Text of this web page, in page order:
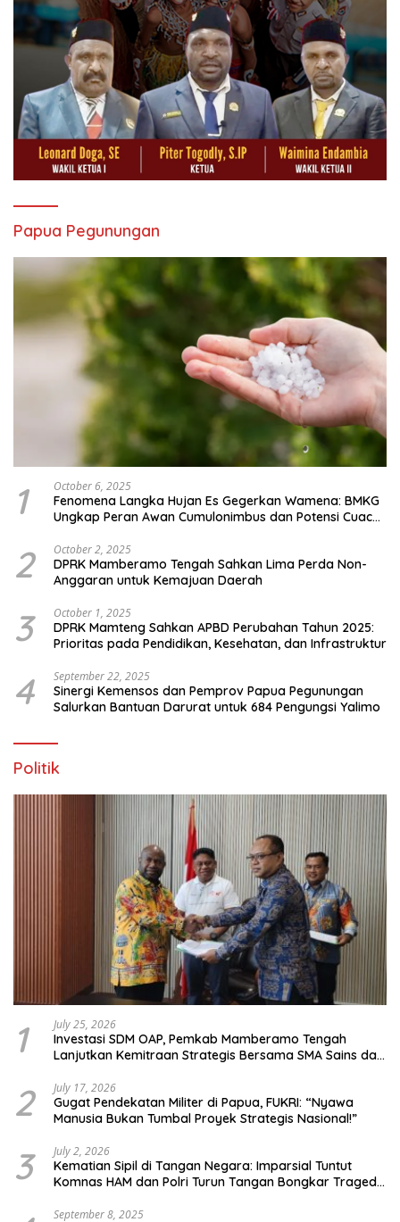
Papua Pegunungan
1 October 6, 2025
Fenomena Langka Hujan Es Gegerkan Wamena: BMKG
Ungkap Peran Awan Cumulonimbus dan Potensi Cuaca
2 October 2, 2025
DPRK Mamberamo Tengah Sahkan Lima Perda Non-
Anggaran untuk Kemajuan Daerah
3 October 1, 2025
DPRK Mamteng Sahkan APBD Perubahan Tahun 2025:
Prioritas pada Pendidikan, Kesehatan, dan Infrastruktur
4 September 22, 2025
Sinergi Kemensos dan Pemprov Papua Pegunungan
Salurkan Bantuan Darurat untuk 684 Pengungsi Yalimo
Politik
1 July 25, 2026
Investasi SDM OAP, Pemkab Mamberamo Tengah
Lanjutkan Kemitraan Strategis Bersama SMA Sains dan
2 July 17, 2026
Gugat Pendekatan Militer di Papua, FUKRI: “Nyawa
Manusia Bukan Tumbal Proyek Strategis Nasional!”
3 July 2, 2026
Kematian Sipil di Tangan Negara: Imparsial Tuntut
Komnas HAM dan Polri Turun Tangan Bongkar Tragedi
September 8, 2025